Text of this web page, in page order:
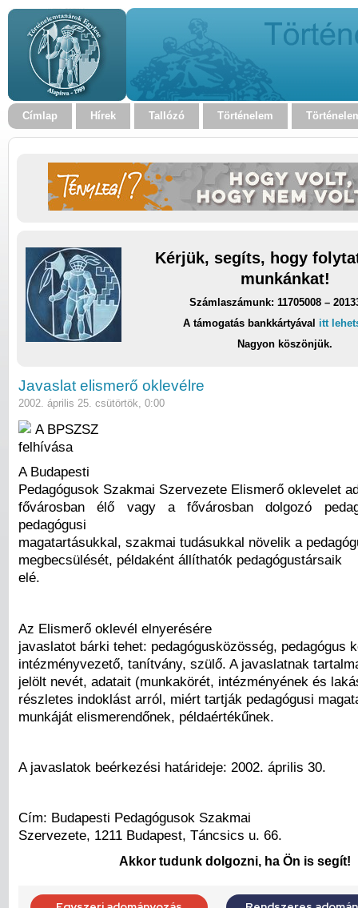
Címlap Hírek Tallózó Történelem
Kérjük, segíts, hogy
munkánkat!
Számlaszámunk: 11705008 –
A támogatás bankkártyával itt
Nagyon köszönjük.
Javaslat elismerő oklevélre
2002. április 25. csütörtök, 0:00
A BPSZSZ
felhívása
A Budapesti
Pedagógusok Szakmai Szervezete Elismerő oklevelet
fővárosban élő vagy a fővárosban dolgozó
pedagógusi
magatartásukkal, szakmai tudásukkal növelik a
megbecsülését, példaként állíthatók pedagógustársaik
elé.
Az Elismerő oklevél elnyerésére
javaslatot bárki tehet: pedagógusközösség, pedagógus
intézményvezető, tanítvány, szülő. A javaslatnak
jelölt nevét, adatait (munkakörét, intézményének és
részletes indoklást arról, miért tartják pedagógusi
munkáját elismerendőnek, példaértékűnek.
A javaslatok beérkezési határideje: 2002. április 30.
Cím: Budapesti Pedagógusok Szakmai
Szervezete, 1211 Budapest, Táncsics u. 66.
Akkor tudunk dolgozni, ha Ön is segít!